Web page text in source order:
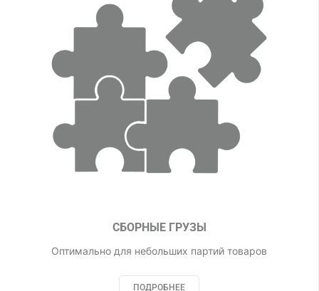
СБОРНЫЕ ГРУЗЫ
Оптимально для небольших партий товаров
ПОДРОБНЕЕ